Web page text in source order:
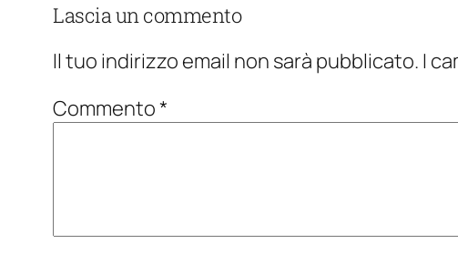
Lascia un commento
Il tuo indirizzo email non sarà pubblicato. I
Commento*